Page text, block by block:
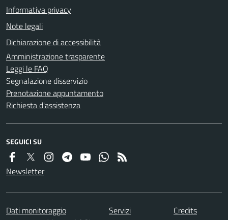
Informativa privacy
Note legali
Dichiarazione di accessibilità
Amministrazione trasparente
Leggi le FAQ
Segnalazione disservizio
Prenotazione appuntamento
Richiesta d'assistenza
SEGUICI SU
Newsletter
Dati monitoraggio Servizi
Credits